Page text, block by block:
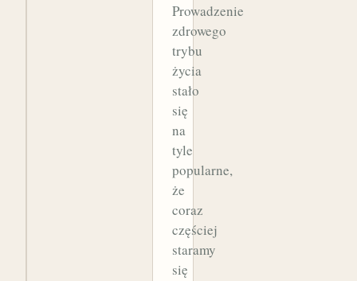
Prowadzenie
zdrowego
trybu
życia
stało
się
na
tyle
popularne,
że
coraz
częściej
staramy
się